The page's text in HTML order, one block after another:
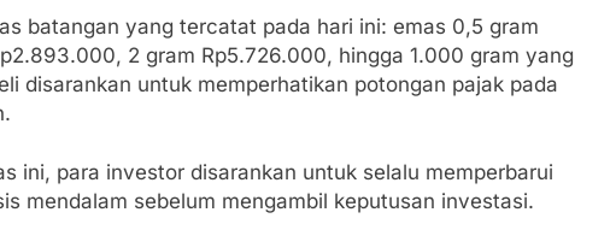
batangan yang tercatat pada hari ini: emas 0,5 gram
2 gram Rp5.726.000, hingga 1.000 gram yang
disarankan untuk memperhatikan potongan pajak pada
ini, para investor disarankan untuk selalu memperbarui
mendalam sebelum mengambil keputusan investasi.